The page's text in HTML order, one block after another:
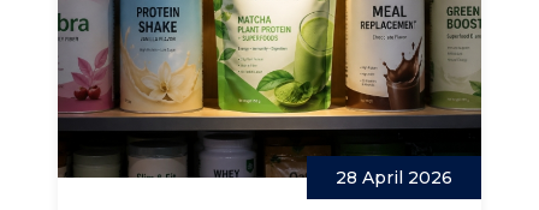
28 April 2026